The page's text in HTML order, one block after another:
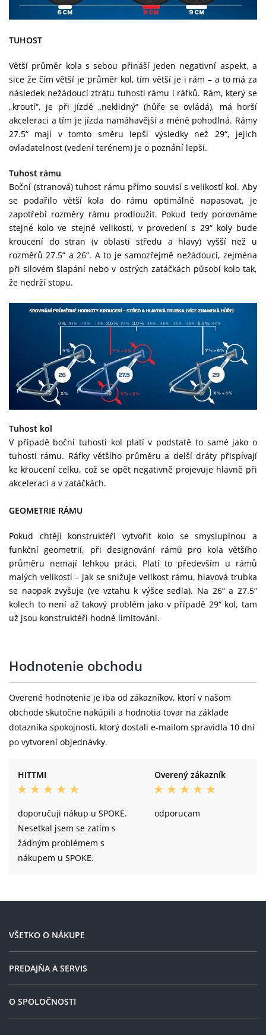
TUHOST
Větší průměr kola s sebou přináší jeden negativní aspekt, a
sice že čím větší je průměr kol, tím větší je i rám – a to má za
následek nežádoucí ztrátu tuhosti rámu i ráfků. Rám, který se
„kroutí“, je při jízdě „neklidný“ (hůře se ovládá), má horší
akceleraci a tím je jízda namáhavější a méně pohodlná. Rámy
27.5“ mají v tomto směru lepší výsledky než 29“, jejich
ovladatelnost (vedení terénem) je o poznání lepší.
Tuhost rámu
Boční (stranová) tuhost rámu přímo souvisí s velikostí kol. Aby
se podařilo větší kola do rámu optimálně napasovat, je
zapotřebí rozměry rámu prodloužit. Pokud tedy porovnáme
stejné kolo ve stejné velikosti, v provedení s 29“ koly bude
kroucení do stran (v oblasti středu a hlavy) vyšší než u
rozměrů 27.5“ a 26“. A to je samozřejmě nežádoucí, zejména
při silovém šlapání nebo v ostrých zatáčkách působí kolo tak,
že nedrží stopu.
Tuhost kol
V případě boční tuhosti kol platí v podstatě to samé jako o
tuhosti rámu. Ráfky většího průměru a delší dráty přispívají
ke kroucení celku, což se opět negativně projevuje hlavně při
akceleraci a v zatáčkách.
GEOMETRIE RÁMU
Pokud chtějí konstruktéři vytvořit kolo se smysluplnou a
funkční geometrií, při designování rámů pro kola většího
průměru nemají lehkou práci. Platí to především u rámů
malých velikostí – jak se snižuje velikost rámu, hlavová trubka
se naopak zvyšuje (ve vztahu k výšce sedla). Na 26“ a 27.5“
kolech to není až takový problém jako v případě 29“ kol, tam
už jsou konstruktéři hodně limitováni.
Hodnotenie obchodu
Overené hodnotenie je iba od zákazníkov, ktorí v našom
obchode skutočne nakúpili a hodnotia tovar na základe
dotazníka spokojnosti, ktorý dostali e-mailom spravidla 10 dní
po vytvorení objednávky.
HITTMI
doporučuji nákup u SPOKE.
Nesetkal jsem se zatím s
žádným problémem s
nákupem u SPOKE.
Overený zákazník
odporucam
VŠETKO O NÁKUPE
PREDAJŇA A SERVIS
O SPOLOČNOSTI